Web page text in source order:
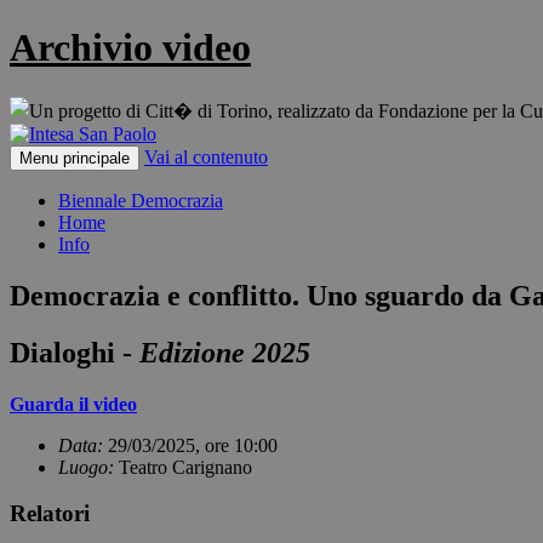
Archivio video
Menu principale Vai al contenuto
Biennale Democrazia
Home
Info
Democrazia e conflitto. Uno sguardo da
Dialoghi - Edizione 2025
Guarda il video
Data: 29/03/2025, ore 10:00
Luogo: Teatro Carignano
Relatori